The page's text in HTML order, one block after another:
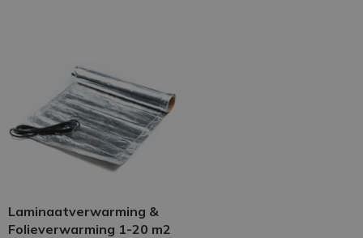
Laminaatverwarming &
Folieverwarming 1-20 m2